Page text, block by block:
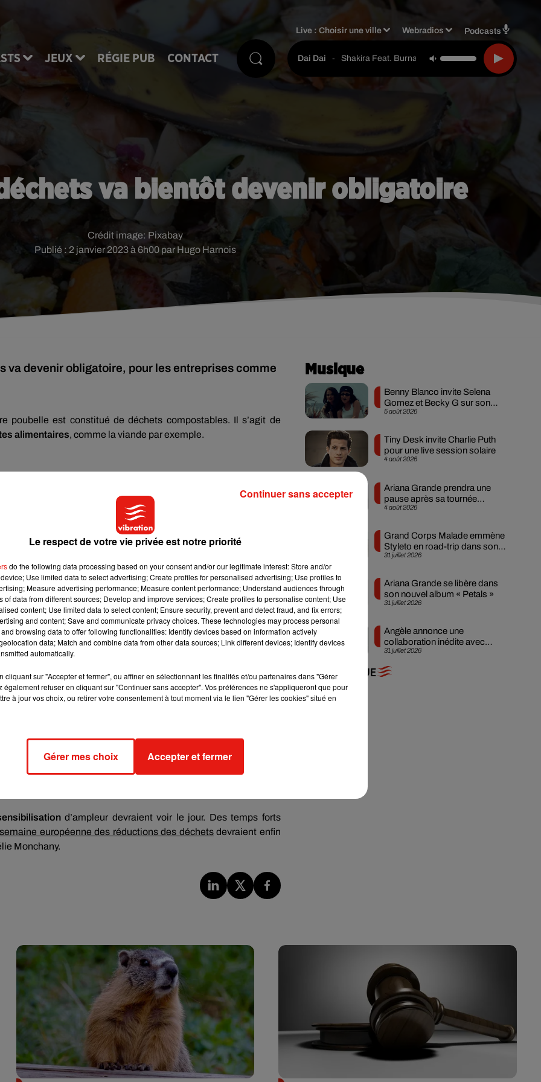
JEUX RÉGIE PUB CONTACT
Live :Choisir une ville Webradios Podcasts
Dai Dai - Shakira Feat. Burna Boy
va bientôt devenir obligatoire
Publié : 2 janvier 2023 à 6h00 par Hugo Harnois
Crédit image: Pixabay
va devenir obligatoire, pour les entreprises comme
poubelle est constitué de déchets compostables. Il s’agit de
alimentaires, comme la viande par exemple.
tout ce qui est matière organique. Aurélie Monchany, membre
Aquitaine
, rappelle que cette action a plusieurs vertus :
venant, la poubelle noire,car c’est rapidement malodorant
au sol qui a une vertu écologique. La matière organique se
plantes, et ces dernières nous nourrissent, c’est un cycle
été mise en placepar une loi de 2011. Et depuis 2016, tous ceux
cette obligation, comme les cantines scolaires d’un collège.
les ménages.« Les collectivités publiques vont devoir mettre en
de composter leurs biodéchets.Ça peut être au pied de
Monchany.
la possibilité
la ville dans laquelle vous habitez. La membre du conseil
une chose essentielle :
« il faut bien penser à récupérer des
se fait pas n’importe comment.
des feuilles mortes, pour que le compost soit de qualité pour le
d’ampleur devraient voir le jour. Des temps forts
européenne des réductions des déchetsdevraient enfin
Monchany.
Musique
5 août 2026
Benny Blanco invite Selena
Gomez et Becky G sur son
nouveau single
4 août 2026
Tiny Desk invite Charlie Puth
pour une live session solaire
4 août 2026
Ariana Grande prendra une
pause après sa tournée
mondiale
31 juillet 2026
Grand Corps Malade emmène
Styleto en road-trip dans son
nouveau clip
31 juillet 2026
Ariana Grande se libère dans
son nouvel album « Petals »
31 juillet 2026
Angèle annonce une
collaboration inédite avec
Amelie Lens
+ DE MUSIQUE
Le respect de votre vie privée est notre priorité
do the following data processing based on your consent and/or our legitimate interest: Store and/or
Use limited data to select advertising; Create profiles for personalised advertising; Use profiles to
Measure advertising performance; Measure content performance; Understand audiences through
of data from different sources; Develop and improve services; Create profiles to personalise content; Use
content; Use limited data to select content; Ensure security, prevent and detect fraud, and fix errors;
and content; Save and communicate privacy choices. These technologies may process personal
browsing data to offer following functionalities: Identify devices based on information actively
data; Match and combine data from other data sources; Link different devices; Identify devices
automatically.
cliquant sur "Accepter et fermer", ou affiner en sélectionnant les finalités et/ou partenaires dans "Gérer
également refuser en cliquant sur "Continuer sans accepter". Vos préférences ne s'appliqueront que pour
à jour vos choix, ou retirer votre consentement à tout moment via le lien "Gérer les cookies" situé en
Gérer mes choix Accepter et fermer
Continuer sans accepter